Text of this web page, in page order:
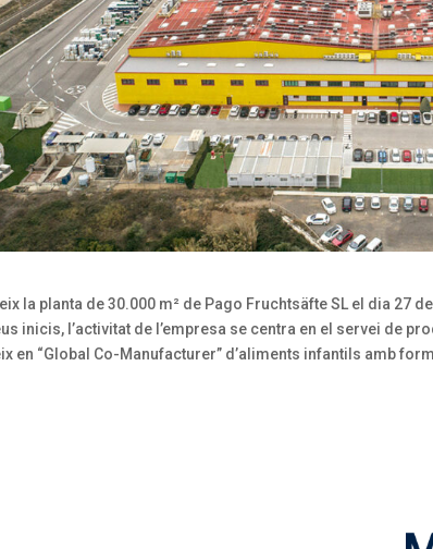
la planta de 30.000 m² de Pago Fruchtsäfte SL el dia 27
inicis, l’activitat de l’empresa se centra en el servei de
en “Global Co-Manufacturer” d’aliments infantils amb